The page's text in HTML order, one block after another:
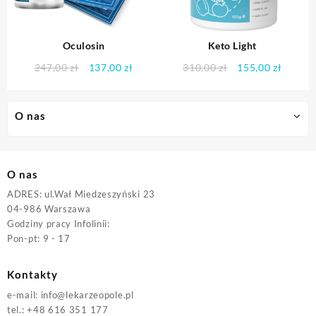
O nas
Oculosin
247,00zł
Pierwotna
137,00zł
Keto Light
310,00zł
Pierwotna
155,00zł
O nas
ADRES: ul.Wał Miedzeszyński 23
04-986 Warszawa
Godziny pracy Infolinii:
Pon-pt: 9 - 17
Kontakty
e-mail: info@lekarzeopole.pl
tel.: +48 616 351 177